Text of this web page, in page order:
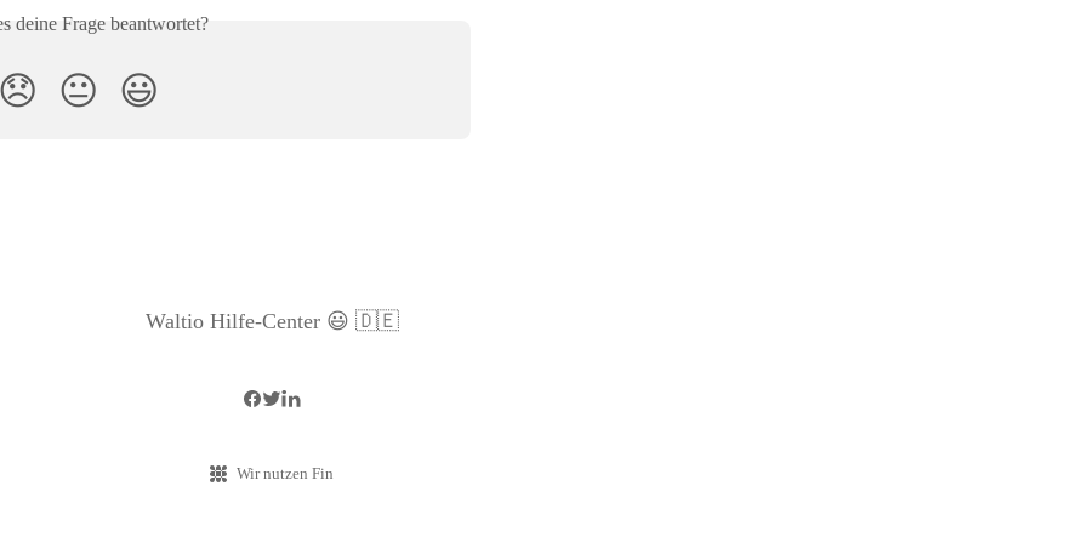
deine Frage beantwortet?
😞 😐 😃
Waltio Hilfe-Center 😃 🇩🇪
Wir nutzen Fin